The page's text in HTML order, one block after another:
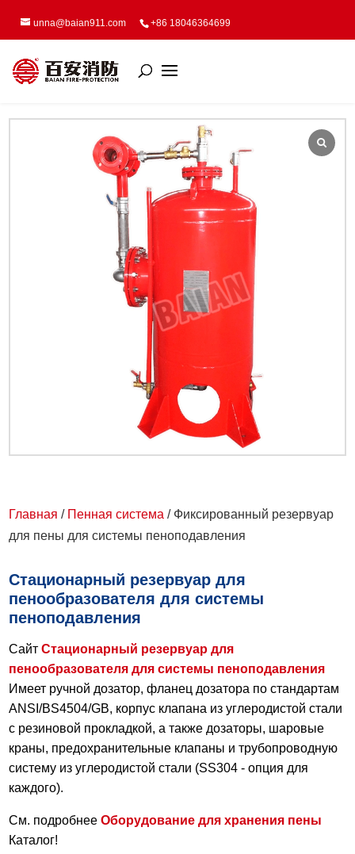
unna@baian911.com +86 18046364699
Главная / Пенная система / Фиксированный резервуар
для пены для системы пеноподавления
Стационарный резервуар для
пенообразователя для системы
пеноподавления
СайтСтационарный резервуар для
пенообразователя для системы пеноподавления
Имеет ручной дозатор, фланец дозатора по стандартам
ANSI/BS4504/GB, корпус клапана из углеродистой стали
с резиновой прокладкой, а также дозаторы, шаровые
краны, предохранительные клапаны и трубопроводную
систему из углеродистой стали (SS304 - опция для
каждого).
См. подробнееОборудование для хранения пены
Каталог!